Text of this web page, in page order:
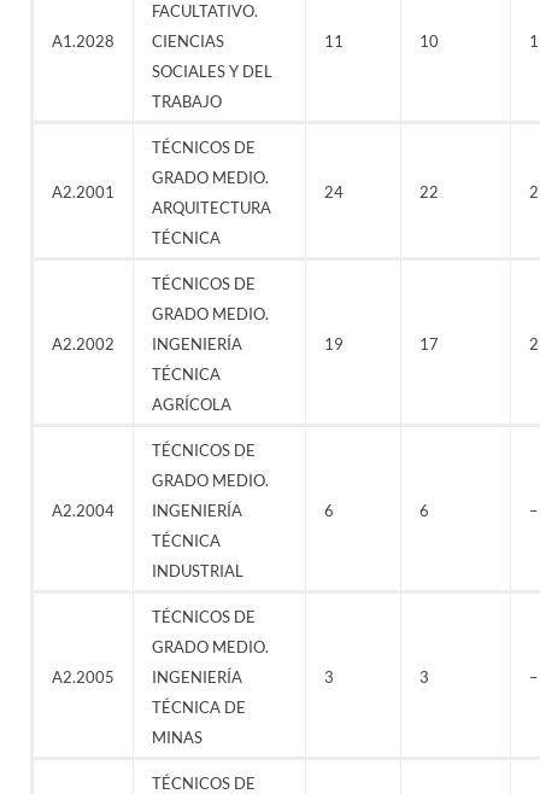
A1.2028
FACULTATIVO.
CIENCIAS
SOCIALES Y DEL
TRABAJO
11 10 1
A2.2001
TÉCNICOS DE
GRADO MEDIO.
ARQUITECTURA
TÉCNICA
24 22 2
A2.2002
TÉCNICOS DE
GRADO MEDIO.
INGENIERÍA
TÉCNICA
AGRÍCOLA
19 17 2
A2.2004
TÉCNICOS DE
GRADO MEDIO.
INGENIERÍA
TÉCNICA
INDUSTRIAL
6 6 –
A2.2005
TÉCNICOS DE
GRADO MEDIO.
INGENIERÍA
TÉCNICA DE
MINAS
3 3 –
TÉCNICOS DE